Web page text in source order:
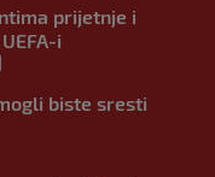
prijetnje i
i
biste sresti